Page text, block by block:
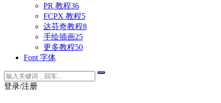
PR 教程36
FCPX 教程5
达芬奇教程8
手绘插画25
更多教程50
Font 字体
登录/注册